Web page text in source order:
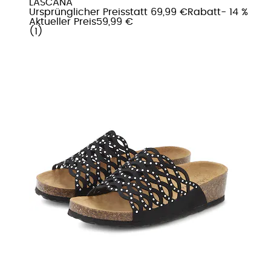
LASCANA
Ursprünglicher Preisstatt 69,99 €Rabatt- 14 %
Aktueller Preis59,99 €
( 1 )